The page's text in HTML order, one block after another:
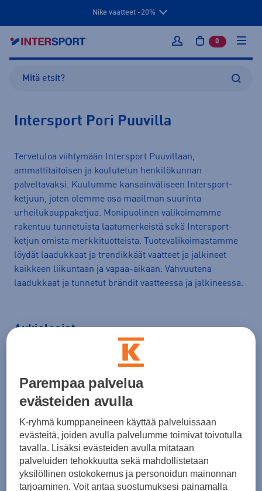
Nike vaatteet -20%
Kirjaudu sisään
0 tuotetta
Intersport Pori Puuvilla
Tervetuloa viihtymään Intersport Puuvillaan,
ammattitaitoisen ja koulutetun henkilökunnan
palveltavaksi. Kuulumme kansainväliseen Intersport-
ketjuun, joten olemme osa maailman suurinta
urheilukauppaketjua. Monipuolinen valikoimamme
rakentuu tunnetuista laatumerkeistä sekä Intersport-
ketjun omista merkkituotteista. Tuotevalikoimastamme
löydät laadukkaat ja trendikkäät vaatteet ja jalkineet
kaikkeen liikuntaan ja vapaa-aikaan. Vahvuutena
laadukkaat ja tunnetut brändit vaatteessa ja jalkineessa.
Aukioloajat
10.00-20.00
Su
12.00-18.00
Yhteystiedot
Intersport Pori Puuvilla,
Siltapuistokatu 14, 28100 PoriAjo-ohjeet
Parempaa palvelua
evästeiden avulla
K-ryhmä kumppaneineen käyttää palveluissaan
evästeitä, joiden avulla palvelumme toimivat toivotulla
tavalla. Lisäksi evästeiden avulla mitataan
palveluiden tehokkuutta sekä mahdollistetaan
yksilöllinen ostokokemus ja personoidun mainonnan
tarjoaminen. Voit antaa suostumuksesi painamalla